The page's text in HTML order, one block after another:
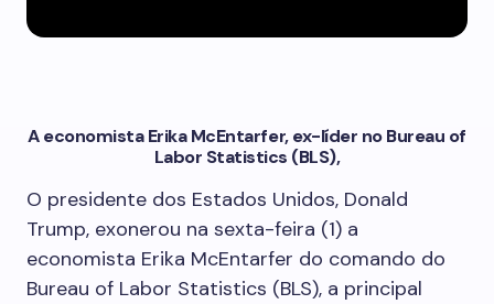
A economista Erika McEntarfer, ex-líder no Bureau of
Labor Statistics (BLS),
O presidente dos Estados Unidos, Donald
Trump, exonerou na sexta-feira (1) a
economista Erika McEntarfer do comando do
Bureau of Labor Statistics (BLS), a principal